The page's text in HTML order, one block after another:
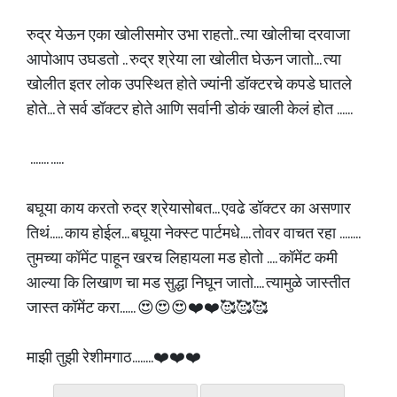
रुद्र येऊन एका खोलीसमोर उभा राहतो.. त्या खोलीचा दरवाजा
आपोआप उघडतो .. रुद्र श्रेया ला खोलीत घेऊन जातो... त्या
खोलीत इतर लोक उपस्थित होते ज्यांनी डॉक्टरचे कपडे घातले
होते... ते सर्व डॉक्टर होते आणि सर्वानी डोकं खाली केलं होत ......
....... .....
बघूया काय करतो रुद्र श्रेयासोबत... एवढे डॉक्टर का असणार
तिथं..... काय होईल... बघूया नेक्स्ट पार्टमधे.... तोवर वाचत रहा ........
तुमच्या कॉमेंट पाहून खरच लिहायला मड होतो .... कॉमेंट कमी
आल्या कि लिखाण चा मड सुद्धा निघून जातो.... त्यामुळे जास्तीत
जास्त कॉमेंट करा...... 😍😍😍❤️❤️🥰🥰🥰
माझी तुझी रेशीमगाठ........❤️❤️❤️